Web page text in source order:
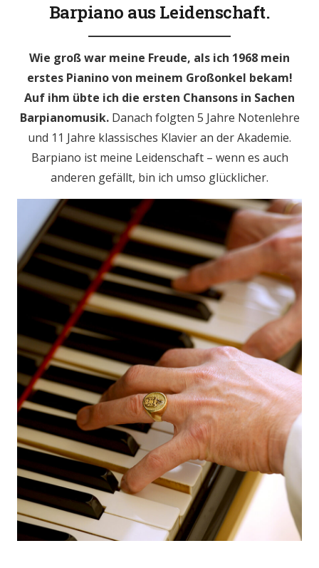
Barpiano aus Leidenschaft.
Wie groß war meine Freude, als ich 1968 mein
erstes Pianino von meinem Großonkel bekam!
Auf ihm übte ich die ersten Chansons in Sachen
Barpianomusik. Danach folgten 5 Jahre Notenlehre
und 11 Jahre klassisches Klavier an der Akademie.
Barpiano ist meine Leidenschaft – wenn es auch
anderen gefällt, bin ich umso glücklicher.